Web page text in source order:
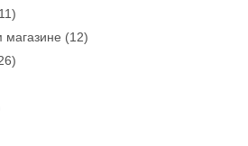
магазине (12)